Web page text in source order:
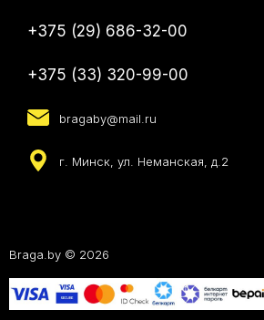
+375 (29) 686-32-00
+375 (33) 320-99-00
bragaby@mail.ru
г. Минск, ул. Неманская, д.2
Braga.by © 2026